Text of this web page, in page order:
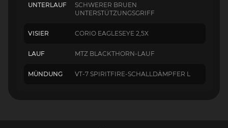
UNTERLAUF
SCHWERER BRUEN
UNTERSTÜTZUNGSGRIFF
VISIER CORIO EAGLESEYE 2,5X
LAUF MTZ BLACKTHORN-LAUF
MÜNDUNG VT-7 SPIRITFIRE-SCHALLDÄMPFER L